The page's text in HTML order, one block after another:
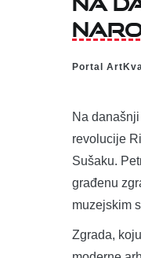
Portal
Na
revolucije
Sušaku.
građenu
muzejskim
Zgrada,